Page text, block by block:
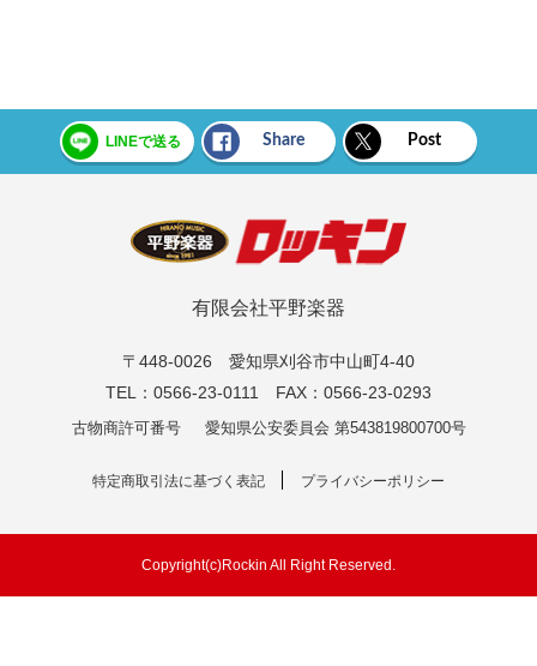
LINEで送る Share Post
有限会社平野楽器
〒448-0026 愛知県刈谷市中山町4-40
TEL：0566-23-0111 FAX：0566-23-0293
古物商許可番号 愛知県公安委員会 第543819800700号
特定商取引法に基づく表記 プライバシーポリシー
Copyright(c)Rockin All Right Reserved.